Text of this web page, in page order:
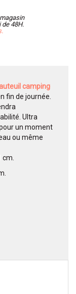
48H.
camping
fin de journée.
Ultra
un moment
ou même